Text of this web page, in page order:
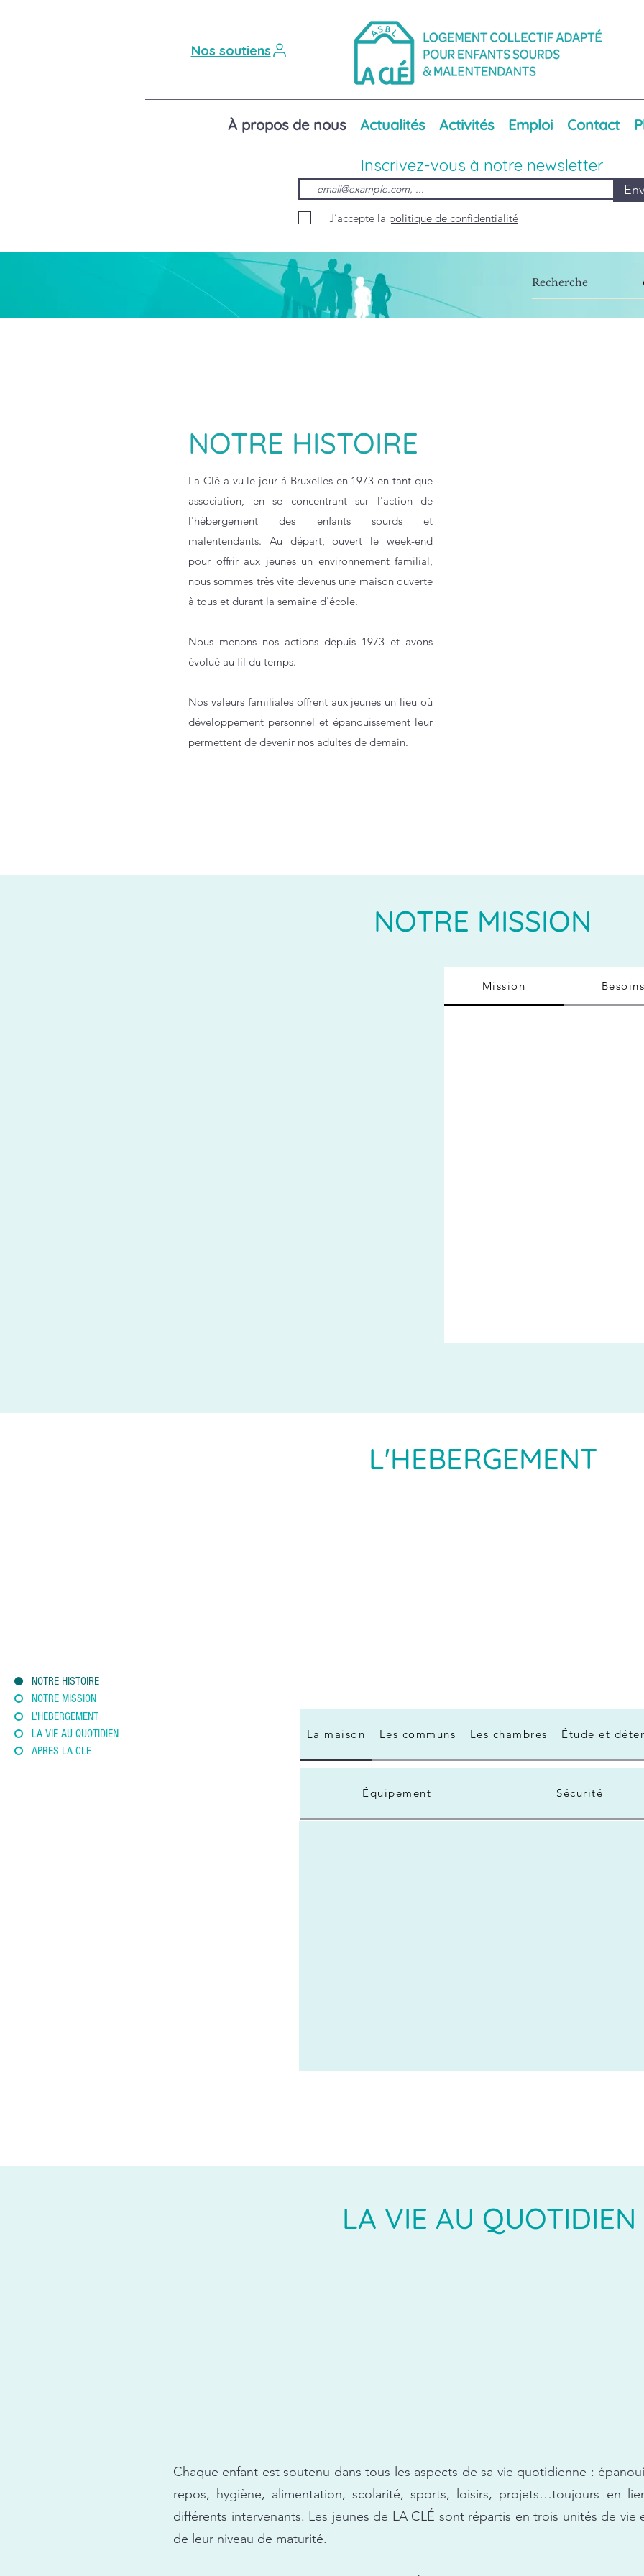
Nos soutiens
À propos de nous Actualités Activités Emploi Contact
Inscrivez-vous à notre newsletter
J’accepte la politique de confidentialité
NOTRE HISTOIRE
NOTRE MISSION
L'HEBERGEMENT
LA VIE AU QUOTIDIEN
APRES LA CLE
NOTRE HISTOIRE
La Clé a vu le jour à Bruxelles en 1973 en tant que
association, en se concentrant sur l'action de
l'hébergement des enfants sourds et
malentendants. Au départ, ouvert le week-end
pour offrir aux jeunes un environnement familial,
nous sommes très vite devenus une maison ouverte
à tous et durant la semaine d'école.
Nous menons nos actions depuis 1973 et avons
évolué au fil du temps.
Nos valeurs familiales offrent aux jeunes un lieu où
développement personnel et épanouissement leur
permettent de devenir nos adultes de demain.
NOTRE MISSION
Mission
L'HEBERGEMENT
La maison Les communs Les chambres Étude et
Équipement Sécurité
LA VIE AU QUOTIDIEN
Chaque enfant est soutenu dans tous les aspects de sa vie quotidienne :
repos, hygiène, alimentation, scolarité, sports, loisirs, projets…toujours en
différents intervenants. Les jeunes de LA CLÉ sont répartis en trois unités de
de leur niveau de maturité.